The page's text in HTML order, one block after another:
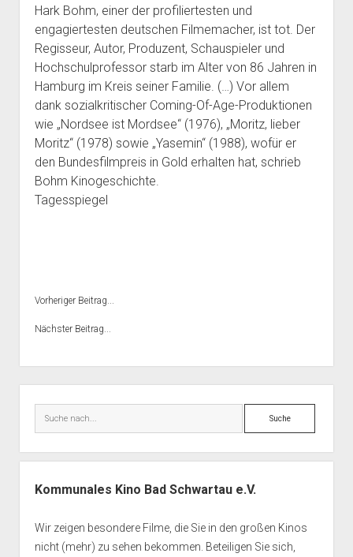
Hark Bohm, einer der profiliertesten und
engagiertesten deutschen Filmemacher, ist tot. Der
Regisseur, Autor, Produzent, Schauspieler und
Hochschulprofessor starb im Alter von 86 Jahren in
Hamburg im Kreis seiner Familie. (…) Vor allem
dank sozialkritischer Coming-Of-Age-Produktionen
wie „Nordsee ist Mordsee“ (1976), „Moritz, lieber
Moritz“ (1978) sowie „Yasemin“ (1988), wofür er
den Bundesfilmpreis in Gold erhalten hat, schrieb
Bohm Kinogeschichte.
Tagesspiegel
Vorheriger Beitrag...
Nächster Beitrag...
Suche
Kommunales Kino Bad Schwartau e.V.
Wir zeigen besondere Filme, die Sie in den großen Kinos
nicht (mehr) zu sehen bekommen. Beteiligen Sie sich,